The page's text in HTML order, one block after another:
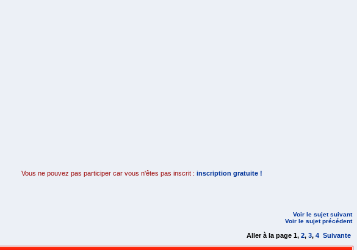
Vous ne pouvez pas participer car vous n'êtes pas inscrit : inscription gratuite !
Voir le sujet suivant
Voir le sujet précédent
Aller à la page 1, 2, 3, 4 Suivante